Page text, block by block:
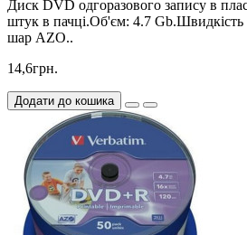
Диск DVD одгоразового запису в
штук в пачці.Об'єм: 4.7
шар AZO..
14,6грн.
Додати до кошика